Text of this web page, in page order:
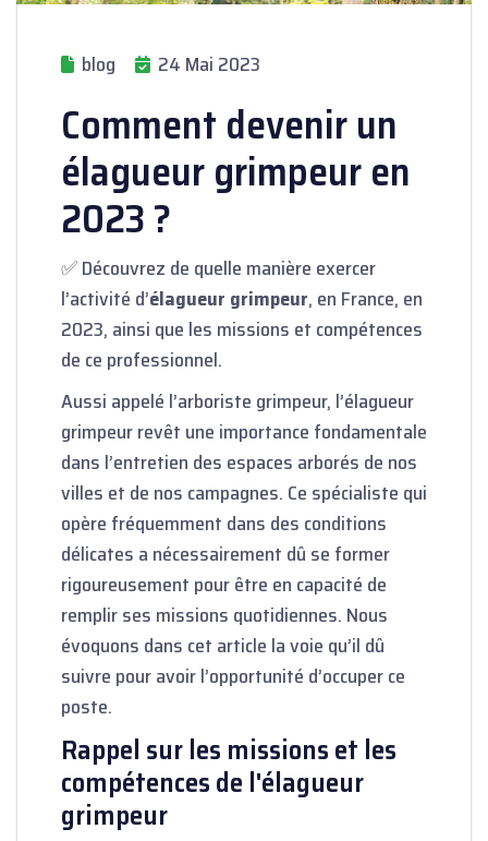
blog 24 Mai 2023
Comment devenir un
élagueur grimpeur en
2023 ?
✅ Découvrez de quelle manière exercer
l’activité d’élagueur grimpeur, en France, en
2023, ainsi que les missions et compétences
de ce professionnel.
Aussi appelé l’arboriste grimpeur, l’élagueur
grimpeur revêt une importance fondamentale
dans l’entretien des espaces arborés de nos
villes et de nos campagnes. Ce spécialiste qui
opère fréquemment dans des conditions
délicates a nécessairement dû se former
rigoureusement pour être en capacité de
remplir ses missions quotidiennes. Nous
évoquons dans cet article la voie qu’il dû
suivre pour avoir l’opportunité d’occuper ce
poste.
Rappel sur les missions et les
compétences de l'élagueur
grimpeur